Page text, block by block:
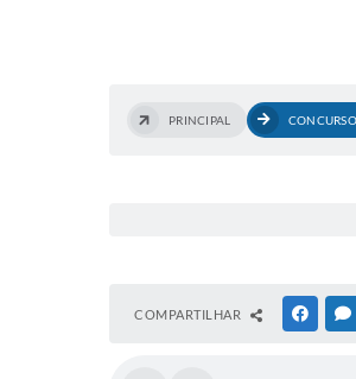
PRINCIPAL
COMPARTILHAR